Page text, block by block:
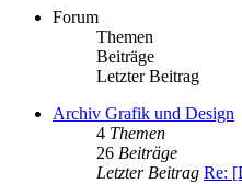
Forum
Themen
Beiträge
Letzter Beitrag
Archiv Grafik und Design
4 Themen
26 Beiträge
Letzter Beitrag Re: